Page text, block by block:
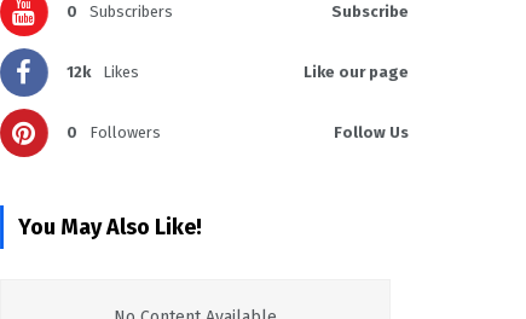
0 Subscribers Subscribe
12k Likes Like our page
0 Followers Follow Us
You May Also Like!